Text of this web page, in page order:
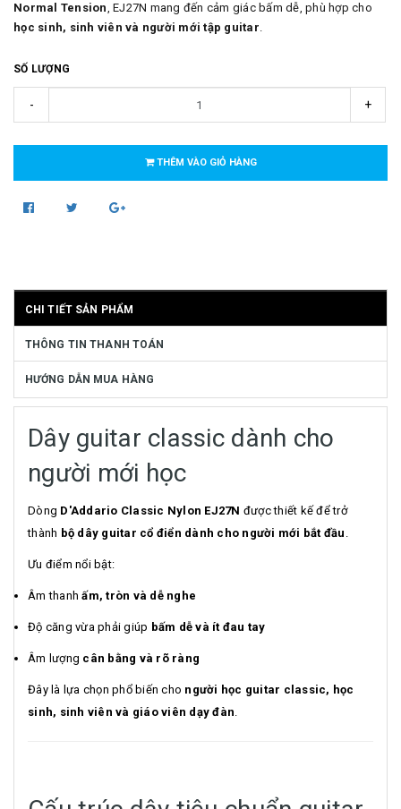
Normal Tension, EJ27N mang đến cảm giác bấm dễ, phù hợp cho
học sinh, sinh viên và người mới tập guitar.
SỐ LƯỢNG
- +
THÊM VÀO GIỎ HÀNG
CHI TIẾT SẢN PHẨM
THÔNG TIN THANH TOÁN
HƯỚNG DẪN MUA HÀNG
Dây guitar classic dành cho
người mới học
Dòng D'Addario Classic Nylon EJ27N được thiết kế để trở
thành bộ dây guitar cổ điển dành cho người mới bắt đầu .
Ưu điểm nổi bật:
Âm thanhấm, tròn và dễ nghe
Độ căng vừa phải giúp bấm dễ và ít đau tay
Âm lượng cân bằng và rõ ràng
Đây là lựa chọn phổ biến cho người học guitar classic, học
sinh, sinh viên và giáo viên dạy đàn.